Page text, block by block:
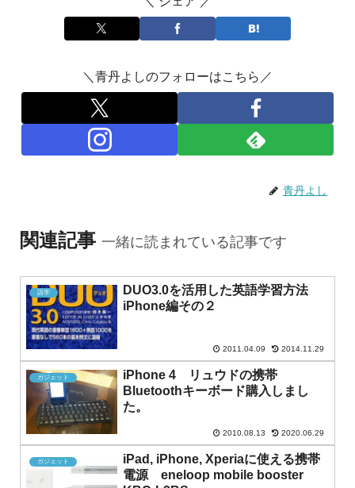
＼青丹よしのフォローはこちら／
青丹よし
関連記事 一緒に読まれている記事です
語学
DUO3.0を活用した英語学習方法
iPhone編その２
2011.04.09 2014.11.29
ガジェット
iPhone 4 リュウドの携帯
Bluetoothキーボード購入しまし
た。
2010.08.13 2020.06.29
ガジェット
iPad, iPhone, Xperiaに使える携帯
電源 eneloop mobile booster